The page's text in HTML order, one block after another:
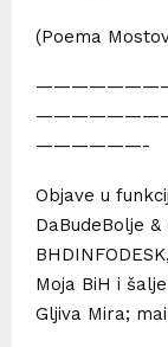
(Poema
——————-
Objave u
DaBudeBolje
Moja BiH i
Gljiva Mira;